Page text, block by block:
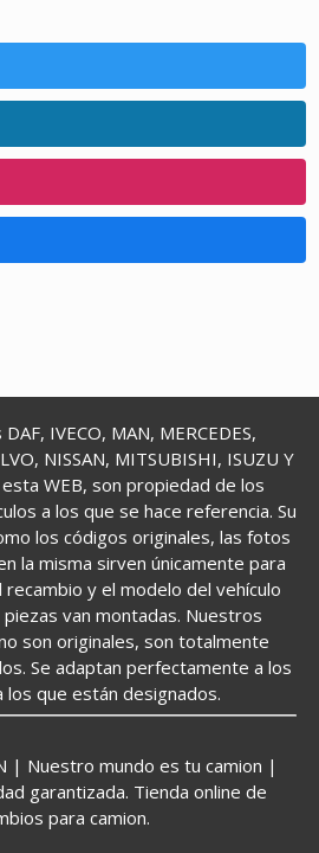
IVECO, MAN, MERCEDES,
NISSAN, MITSUBISHI, ISUZU Y
WEB, son propiedad de los
a los que se hace referencia. Su
los códigos originales, las fotos
la misma sirven únicamente para
y el modelo del vehículo
van montadas. Nuestros
son originales, son totalmente
Se adaptan perfectamente a los
los que están designados.
| Nuestro mundo es tu camion |
garantizada. Tienda online de
para camion.